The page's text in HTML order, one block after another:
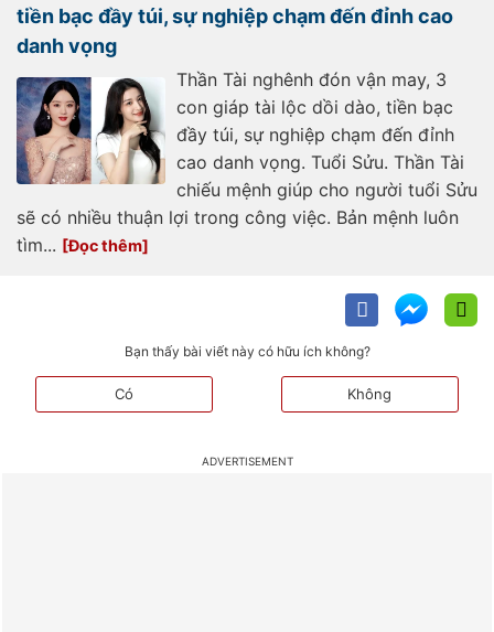
tiền bạc đầy túi, sự nghiệp chạm đến đỉnh cao
danh vọng
Thần Tài nghênh đón vận may, 3
con giáp tài lộc dồi dào, tiền bạc
đầy túi, sự nghiệp chạm đến đỉnh
cao danh vọng. Tuổi Sửu. Thần Tài
chiếu mệnh giúp cho người tuổi Sửu
sẽ có nhiều thuận lợi trong công việc. Bản mệnh luôn
tìm...
Bạn thấy bài viết này có hữu ích không?
Có Không